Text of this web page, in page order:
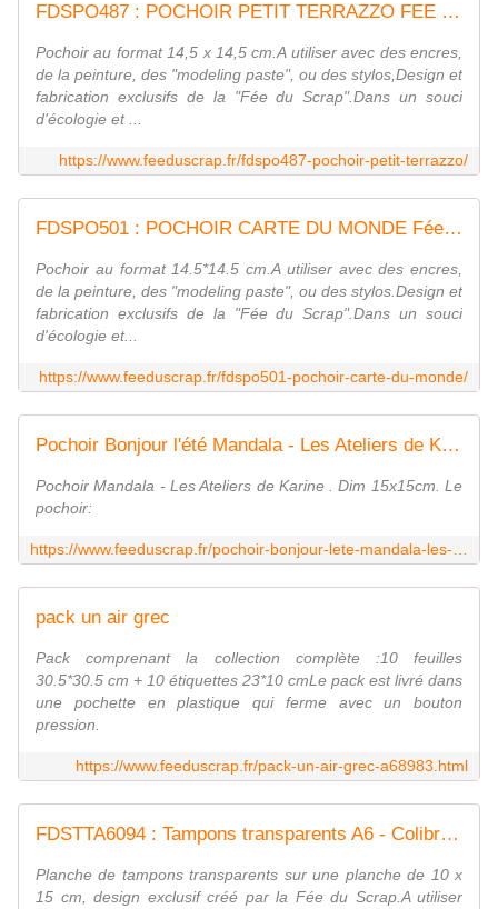
FDSPO487 : POCHOIR PETIT TERRAZZO FEE DU SCRAP
Pochoir au format 14,5 x 14,5 cm.A utiliser avec des encres,
de la peinture, des "modeling paste", ou des stylos,Design et
fabrication exclusifs de la "Fée du Scrap".Dans un souci
d'écologie et ...
https://www.feeduscrap.fr/fdspo487-pochoir-petit-terrazzo/
FDSPO501 : POCHOIR CARTE DU MONDE Fée du scrap
Pochoir au format 14.5*14.5 cm.A utiliser avec des encres,
de la peinture, des "modeling paste", ou des stylos.Design et
fabrication exclusifs de la "Fée du Scrap".Dans un souci
d'écologie et...
https://www.feeduscrap.fr/fdspo501-pochoir-carte-du-monde/
Pochoir Bonjour l'été Mandala - Les Ateliers de Karine
Pochoir Mandala - Les Ateliers de Karine . Dim 15x15cm. Le
pochoir:
pack un air grec
Pack comprenant la collection complète :10 feuilles
30.5*30.5 cm + 10 étiquettes 23*10 cmLe pack est livré dans
une pochette en plastique qui ferme avec un bouton
pression.
https://www.feeduscrap.fr/pack-un-air-grec-a68983.html
FDSTTA6094 : Tampons transparents A6 - Colibri Fée du Scrap
Planche de tampons transparents sur une planche de 10 x
15 cm, design exclusif créé par la Fée du Scrap.A utiliser